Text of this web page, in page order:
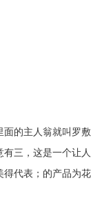
主人翁就叫罗敷
三，这是一个让
代表；的产品为